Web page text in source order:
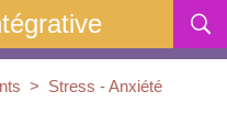
> Stress - Anxiété